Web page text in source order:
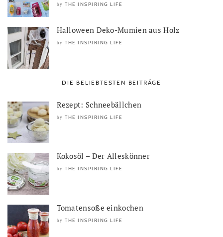
by THE INSPIRING LIFE
Halloween Deko-Mumien aus Holz
by THE INSPIRING LIFE
DIE BELIEBTESTEN BEITRÄGE
Rezept: Schneebällchen
by THE INSPIRING LIFE
Kokosöl – Der Alleskönner
by THE INSPIRING LIFE
Tomatensoße einkochen
by THE INSPIRING LIFE